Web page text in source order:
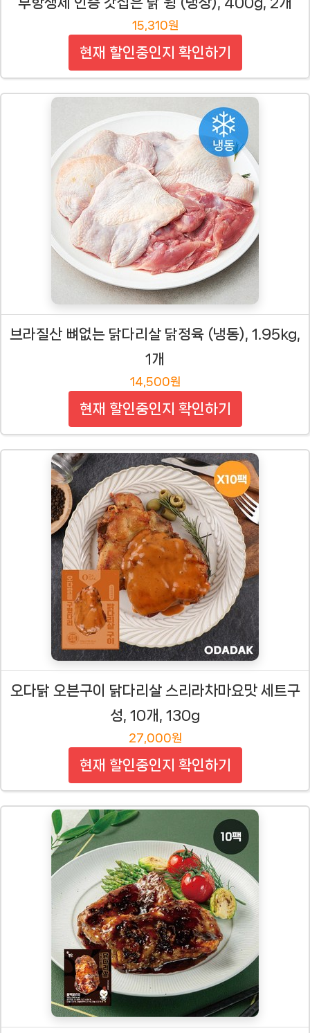
15,310원
현재 할인중인지 확인하기
브라질산 뼈없는 닭다리살 닭정육 (냉동), 1.95kg,
1개
14,500원
현재 할인중인지 확인하기
오다닭 오븐구이 닭다리살 스리라차마요맛 세트구
성, 10개, 130g
27,000원
현재 할인중인지 확인하기